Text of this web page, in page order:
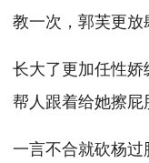
教一次，郭芙更放
长大了更加任性
帮人跟着给她擦屁
一言不合就砍杨